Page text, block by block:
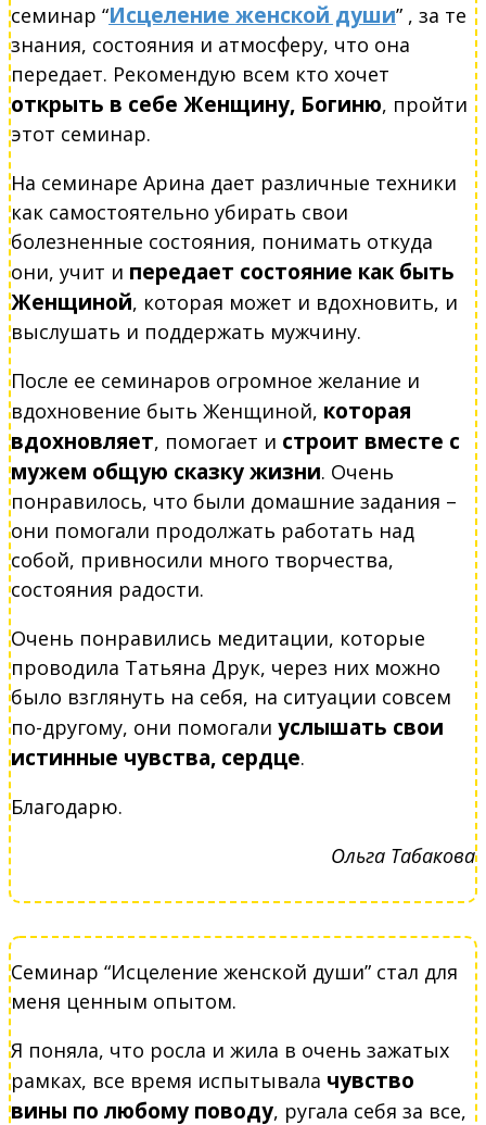
семинар “Исцеление женской души” , за те
знания, состояния и атмосферу, что она
передает. Рекомендую всем кто хочет
открыть в себе Женщину, Богиню, пройти
этот семинар.
На семинаре Арина дает различные техники
как самостоятельно убирать свои
болезненные состояния, понимать откуда
они, учит и передает состояние как быть
Женщиной, которая может и вдохновить, и
выслушать и поддержать мужчину.
После ее семинаров огромное желание и
вдохновение быть Женщиной, которая
вдохновляет, помогает и строит вместе с
мужем общую сказку жизни. Очень
понравилось, что были домашние задания –
они помогали продолжать работать над
собой, привносили много творчества,
состояния радости.
Очень понравились медитации, которые
проводила Татьяна Друк, через них можно
было взглянуть на себя, на ситуации совсем
по-другому, они помогали услышать свои
истинные чувства, сердце.
Благодарю.
Ольга Табакова
Семинар “Исцеление женской души” стал для
меня ценным опытом.
Я поняла, что росла и жила в очень зажатых
рамках, все время испытывала чувство
вины по любому поводу, ругала себя за все,